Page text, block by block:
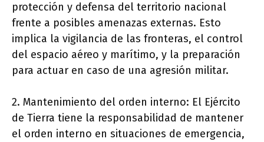
protección y defensa del territorio nacional
frente a posibles amenazas externas. Esto
implica la vigilancia de las fronteras, el control
del espacio aéreo y marítimo, y la preparación
para actuar en caso de una agresión militar.
2. Mantenimiento del orden interno: El Ejército
de Tierra tiene la responsabilidad de mantener
el orden interno en situaciones de emergencia,